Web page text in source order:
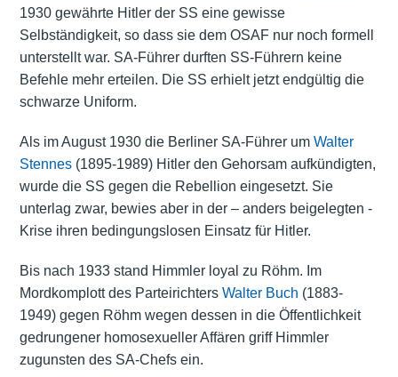
1930 gewährte Hitler der SS eine gewisse
Selbständigkeit, so dass sie dem OSAF nur noch formell
unterstellt war. SA-Führer durften SS-Führern keine
Befehle mehr erteilen. Die SS erhielt jetzt endgültig die
schwarze Uniform.
Als im August 1930 die Berliner SA-Führer um Walter
Stennes(1895-1989) Hitler den Gehorsam aufkündigten,
wurde die SS gegen die Rebellion eingesetzt. Sie
unterlag zwar, bewies aber in der – anders beigelegten -
Krise ihren bedingungslosen Einsatz für Hitler.
Bis nach 1933 stand Himmler loyal zu Röhm. Im
Mordkomplott des Parteirichters Walter Buch (1883-
1949) gegen Röhm wegen dessen in die Öffentlichkeit
gedrungener homosexueller Affären griff Himmler
zugunsten des SA-Chefs ein.